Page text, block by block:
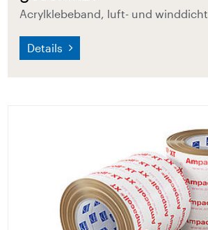
Acrylklebeband, luft- und winddicht
Details